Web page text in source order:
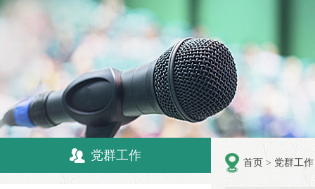
党群工作
首页 > 党群工作